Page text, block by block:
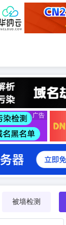
广告
被墙检测